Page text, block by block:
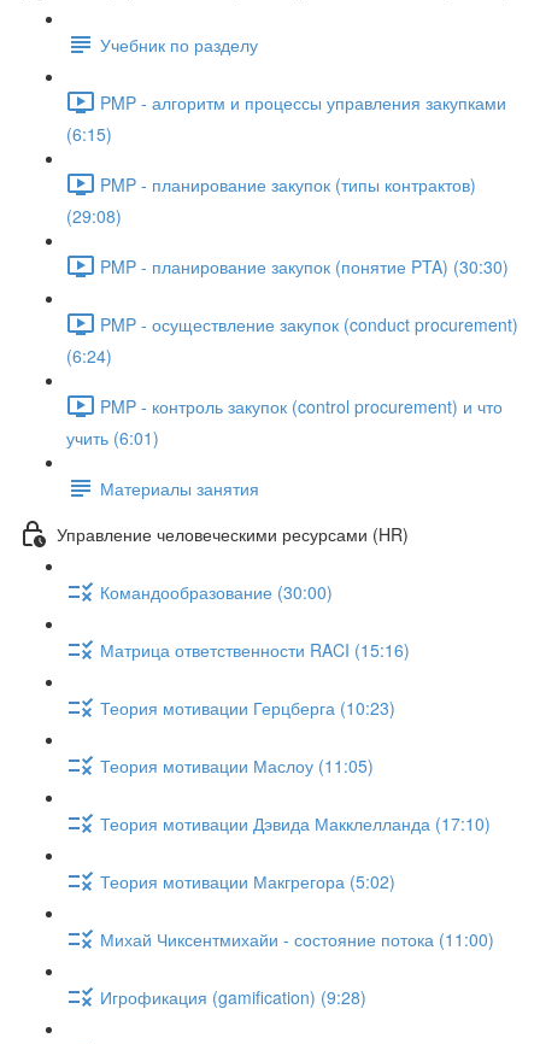
Учебник по разделу
PMP - алгоритм и процессы управления закупками
(6:15)
PMP - планирование закупок (типы контрактов)
(29:08)
PMP - планирование закупок (понятие PTA) (30:30)
PMP - осуществление закупок (conduct procurement)
(6:24)
PMP - контроль закупок (control procurement) и что
учить (6:01)
Материалы занятия
Управление человеческими ресурсами (HR)
Командообразование (30:00)
Матрица ответственности RACI (15:16)
Теория мотивации Герцберга (10:23)
Теория мотивации Маслоу (11:05)
Теория мотивации Дэвида Макклелланда (17:10)
Теория мотивации Макгрегора (5:02)
Михай Чиксентмихайи - состояние потока (11:00)
Игрофикация (gamification) (9:28)